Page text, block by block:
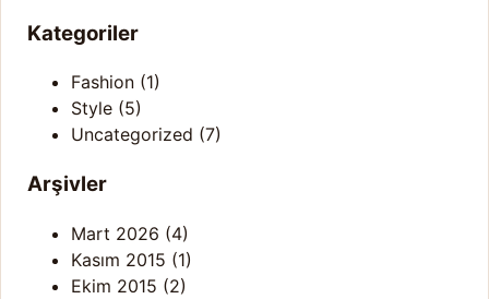
Kategoriler
Fashion (1)
Style (5)
Uncategorized (7)
Arşivler
Mart 2026 (4)
Kasım 2015 (1)
Ekim 2015 (2)